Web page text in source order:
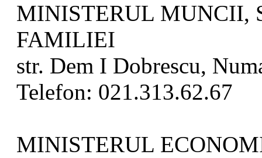
MINISTERUL MUNCII,
FAMILIEI
str. Dem I Dobrescu,
Telefon: 021.313.62.67
MINISTERUL